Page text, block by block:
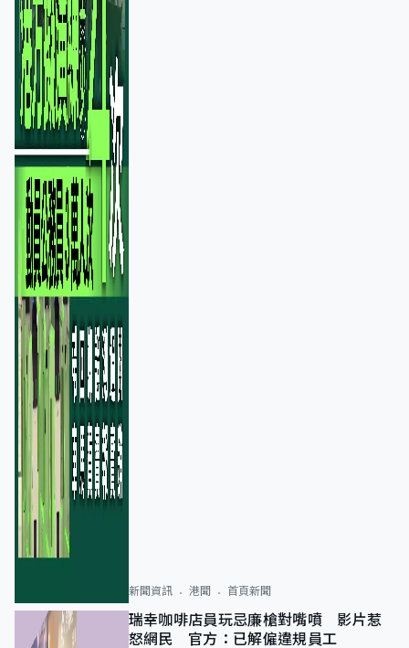
新聞資訊 港聞 首頁新聞
瑞幸咖啡店員玩忌廉槍對嘴噴 影片惹
怒網民 官方：已解僱違規員工